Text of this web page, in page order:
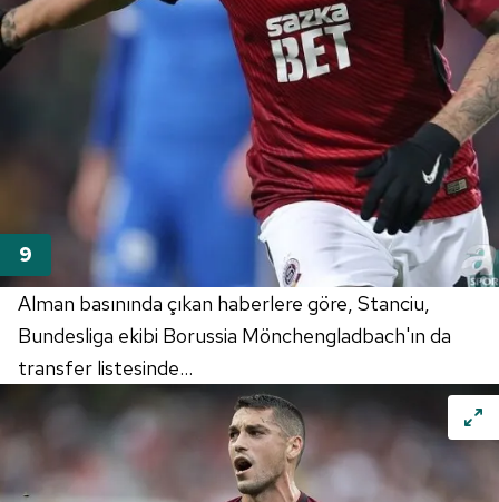
Alman basınında çıkan haberlere göre, Stanciu,
Bundesliga ekibi Borussia Mönchengladbach'ın da
transfer listesinde...